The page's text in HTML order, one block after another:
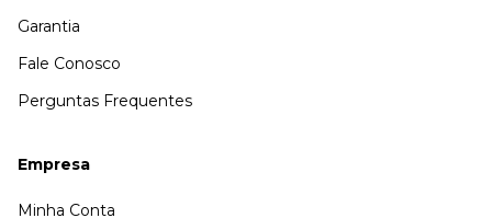
Garantia
Fale Conosco
Perguntas Frequentes
Empresa
Minha Conta